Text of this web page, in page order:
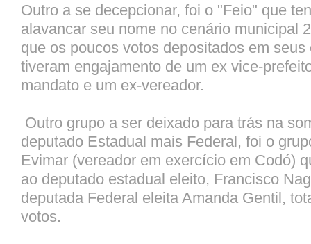
Outro a se decepcionar, foi o "Feio" que
alavancar seu nome no cenário municipal
que os poucos votos depositados em seus
tiveram engajamento de um ex vice-
mandato e um ex-vereador.
Outro grupo a ser deixado para trás na
deputado Estadual mais Federal, foi o
Evimar (vereador em exercício em Codó)
ao deputado estadual eleito, Francisco
deputada Federal eleita Amanda Gentil,
votos.